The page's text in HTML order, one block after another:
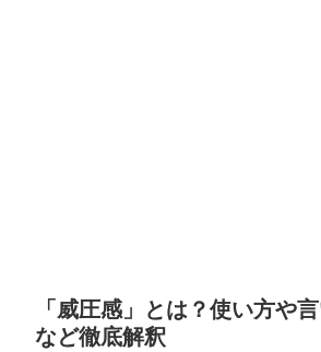
「威圧感」とは？使い方や
など徹底解釈